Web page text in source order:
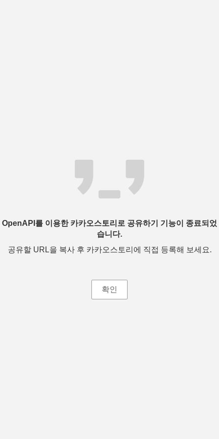
OpenAPI를 이용한 카카오스토리로 공유하기 기능이 종료되었
습니다.
공유할 URL을 복사 후 카카오스토리에 직접 등록해 보세요.
확인